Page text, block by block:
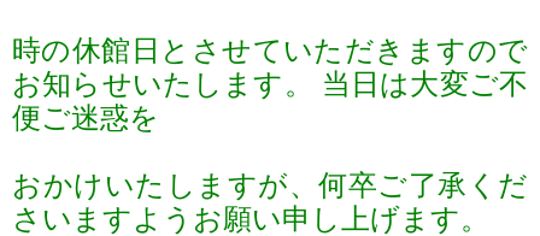
時の休館日とさせていただきますので
お知らせいたします。 当日は大変ご不
便ご迷惑を
おかけいたしますが、何卒ご了承くだ
さいますようお願い申し上げます。